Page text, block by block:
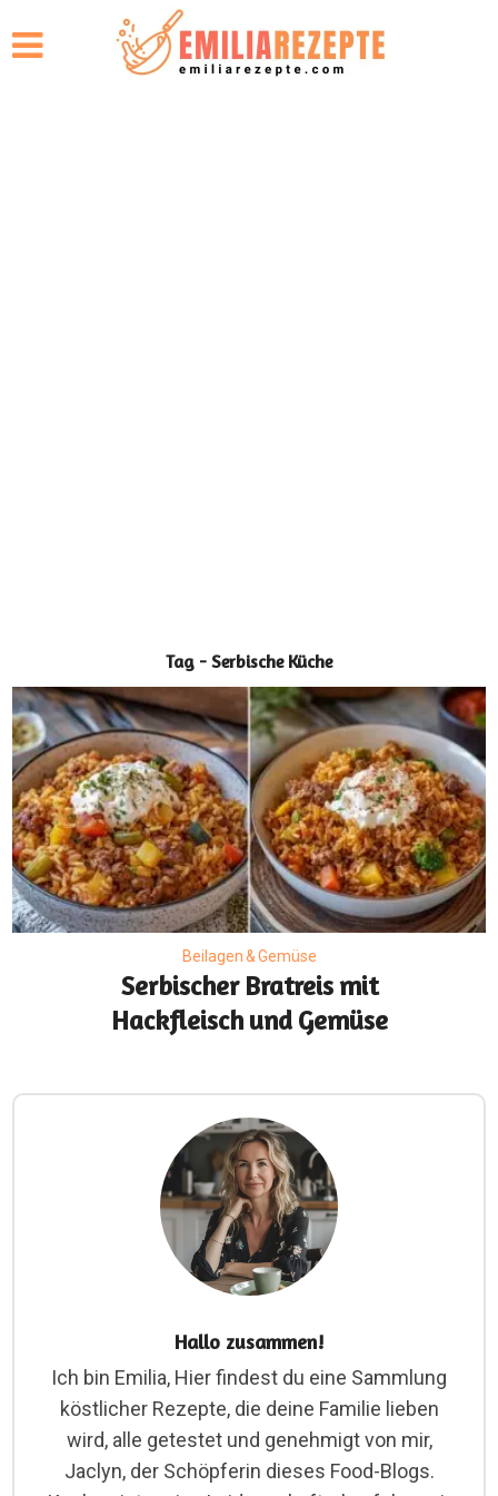
Tag - Serbische Küche
Beilagen & Gemüse
Serbischer Bratreis mit
Hackfleisch und Gemüse
Hallo zusammen!
Ich bin Emilia, Hier findest du eine Sammlung
köstlicher Rezepte, die deine Familie lieben
wird, alle getestet und genehmigt von mir,
Jaclyn, der Schöpferin dieses Food-Blogs.